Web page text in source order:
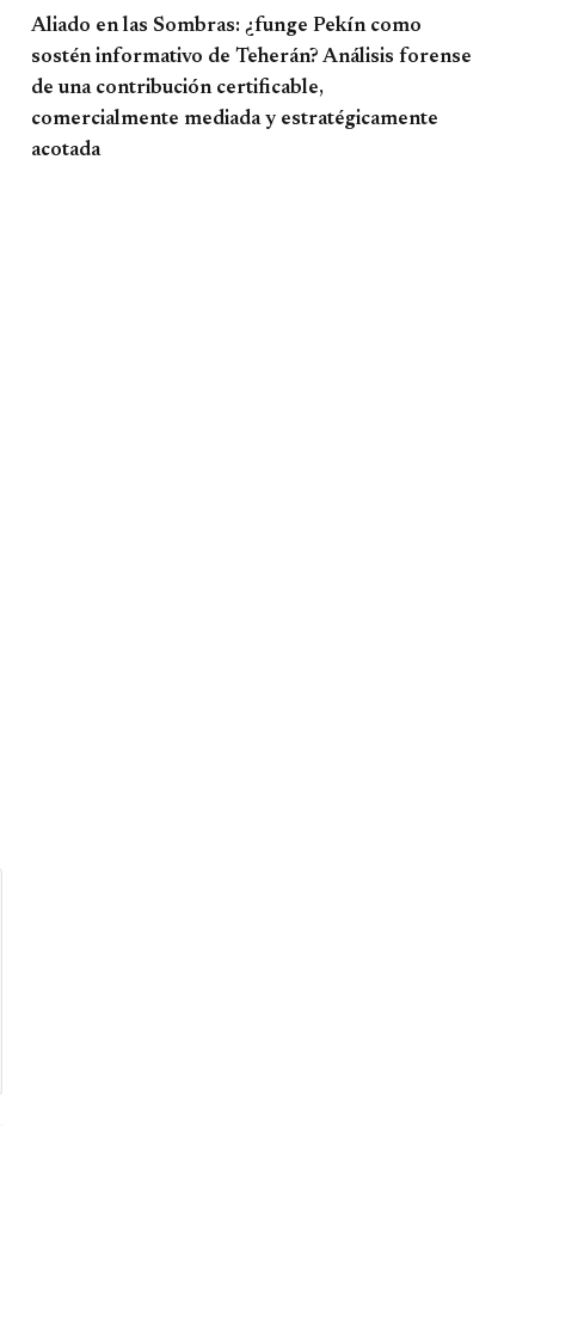
Aliado en las Sombras: ¿funge Pekín como
sostén informativo de Teherán? Análisis forense
de una contribución certificable,
comercialmente mediada y estratégicamente
acotada